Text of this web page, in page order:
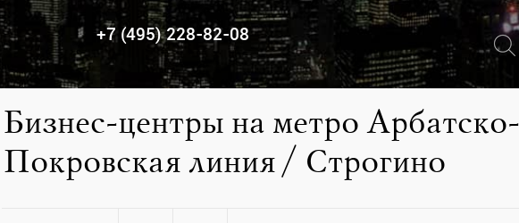
+7 (495) 228-82-08
Бизнес-центры на метро Арбатско-
Покровская линия / Строгино